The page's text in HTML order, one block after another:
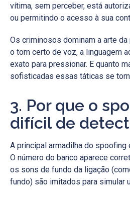
vítima, sem perceber, está
ou permitindo o acesso à sua
Os criminosos dominam a arte
o tom certo de voz, a linguagem
exato para pressionar. E quanto
sofisticadas essas táticas se
3. Por que o
difícil de
A principal armadilha do spoofing
O número do banco aparece
os sons de fundo da ligação
fundo) são imitados para simular